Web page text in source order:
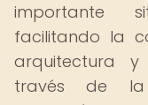
importante
facilitando la
arquitectura y
través de la